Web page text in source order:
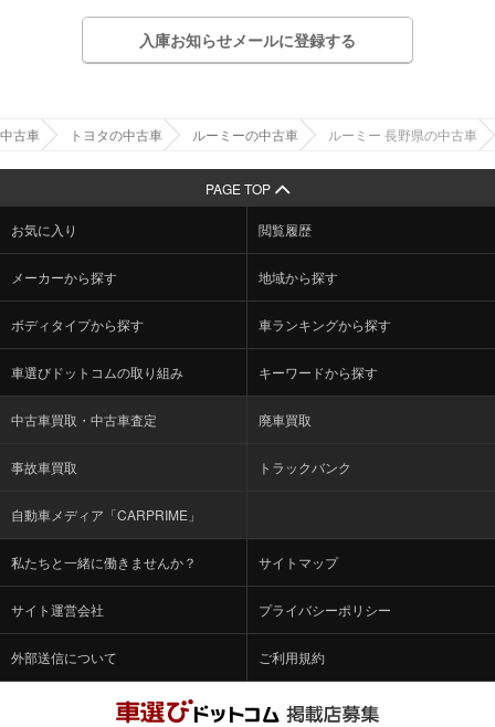
入庫お知らせメールに登録する
中古車 トヨタの中古車 ルーミーの中古車 ルーミー 長野県の中古車
PAGE TOP
お気に入り 閲覧履歴
メーカーから探す 地域から探す
ボディタイプから探す 車ランキングから探す
車選びドットコムの取り組み キーワードから探す
中古車買取・中古車査定 廃車買取
事故車買取 トラックバンク
自動車メディア「CARPRIME」
私たちと一緒に働きませんか？ サイトマップ
サイト運営会社 プライバシーポリシー
外部送信について ご利用規約